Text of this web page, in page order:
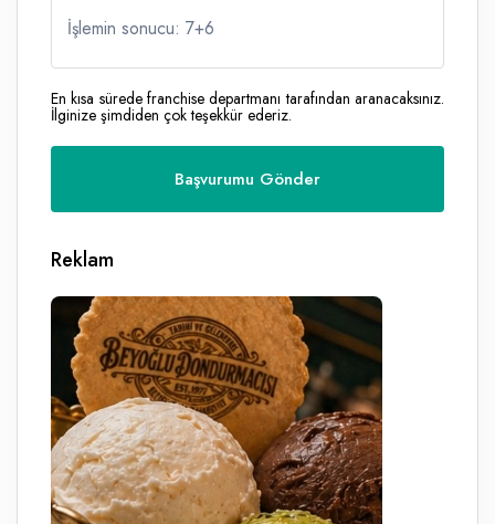
İşlemin sonucu: 7+6
En kısa sürede franchise departmanı tarafından aranacaksınız.
İlginize şimdiden çok teşekkür ederiz.
Reklam